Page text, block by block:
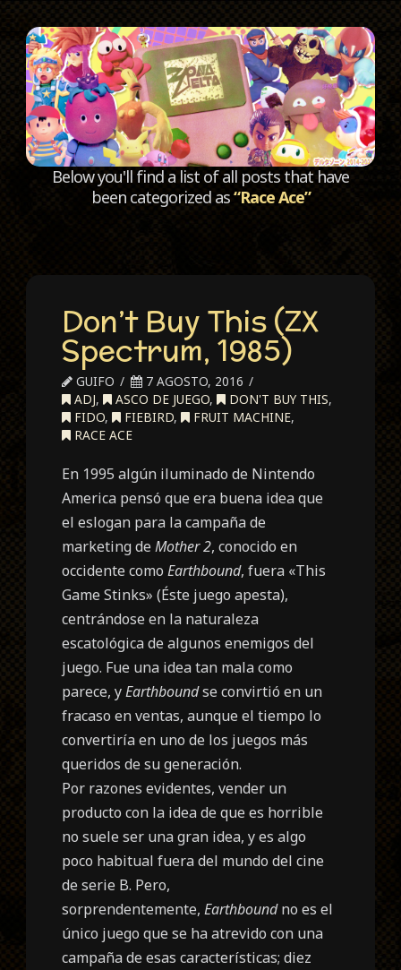
Below you'll find a list of all posts that have
been categorized as“Race Ace”
Don’t Buy This (ZX
Spectrum, 1985)
GUIFO
7 AGOSTO, 2016
ADJ, ASCO DE JUEGO, DON'T BUY THIS,
FIDO, FIEBIRD, FRUIT MACHINE,
RACE ACE
En 1995 algún iluminado de Nintendo
America pensó que era buena idea que
el eslogan para la campaña de
marketing deMother 2, conocido en
occidente comoEarthbound, fuera «This
Game Stinks» (Éste juego apesta),
centrándose en la naturaleza
escatológica de algunos enemigos del
juego. Fue una idea tan mala como
parece, yEarthboundse convirtió en un
fracaso en ventas, aunque el tiempo lo
convertiría en uno de los juegos más
queridos de su generación.
Por razones evidentes, vender un
producto con la idea de que es horrible
no suele ser una gran idea, y es algo
poco habitual fuera del mundo del cine
de serie B. Pero,
sorprendentemente,Earthboundno es el
único juego que se ha atrevido con una
campaña de esas características; diez